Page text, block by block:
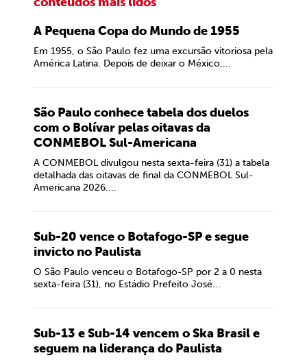
A Pequena Copa do Mundo de 1955
Em 1955, o São Paulo fez uma excursão vitoriosa pela
América Latina. Depois de deixar o México,...
São Paulo conhece tabela dos duelos
com o Bolívar pelas oitavas da
CONMEBOL Sul-Americana
A CONMEBOL divulgou nesta sexta-feira (31) a tabela
detalhada das oitavas de final da CONMEBOL Sul-
Americana 2026....
Sub-20 vence o Botafogo-SP e segue
invicto no Paulista
O São Paulo venceu o Botafogo-SP por 2 a 0 nesta
sexta-feira (31), no Estádio Prefeito José...
Sub-13 e Sub-14 vencem o Ska Brasil e
seguem na liderança do Paulista